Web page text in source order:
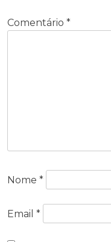
Comentário *
Nome *
Email *